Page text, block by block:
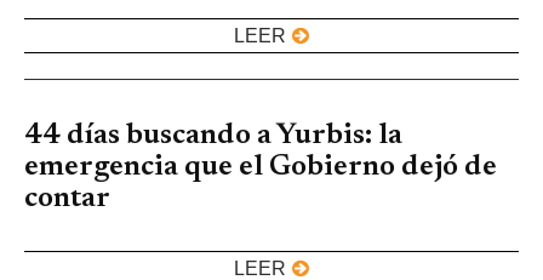
LEER
44 días buscando a Yurbis: la
emergencia que el Gobierno dejó de
contar
LEER